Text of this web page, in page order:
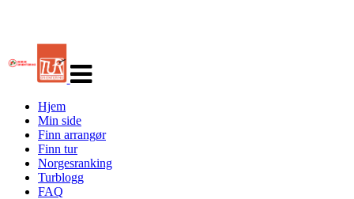
navigasjon
Hjem
Min side
Finn arrangør
Finn tur
Norgesranking
Turblogg
FAQ